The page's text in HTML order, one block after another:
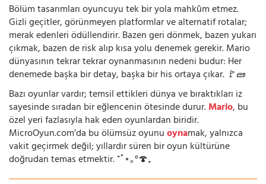
Bölüm tasarımları oyuncuyu tek bir yola mahkûm etmez.
Gizli geçitler, görünmeyen platformlar ve alternatif rotalar;
merak edenleri ödüllendirir. Bazen geri dönmek, bazen yukarı
çıkmak, bazen de risk alıp kısa yolu denemek gerekir. Mario
dünyasının tekrar tekrar oynanmasının nedeni budur: Her
denemede başka bir detay, başka bir his ortaya çıkar. 🚩🧱
Bazı oyunlar vardır; temsil ettikleri dünya ve bıraktıkları iz
sayesinde sıradan bir eğlencenin ötesinde durur.Mario, bu
özel yeri fazlasıyla hak eden oyunlardan biridir.
MicroOyun.com’da bu ölümsüz oyunuoynamak, yalnızca
vakit geçirmek değil; yıllardır süren bir oyun kültürüne
doğrudan temas etmektir. ⁺˚⋆｡°🍄₊